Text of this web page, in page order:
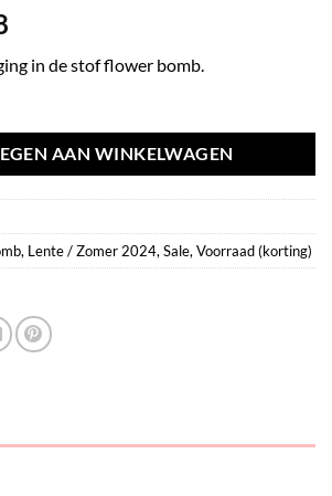
is:in de stof flower bomb.
AAN WINKELWAGEN
, Lente / Zomer 2024,Sale,Voorraad (korting)